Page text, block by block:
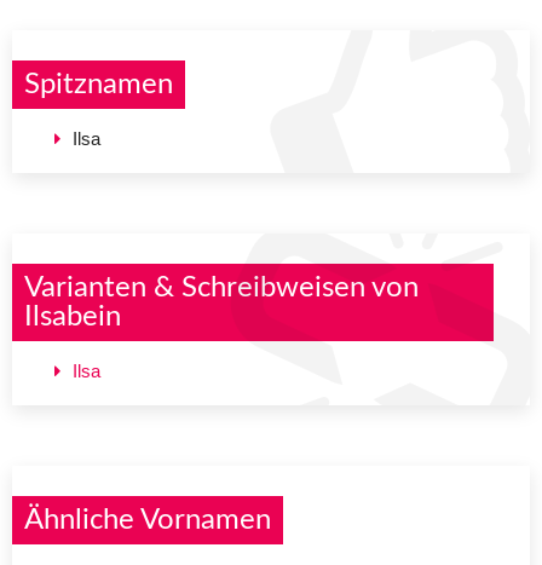
Spitznamen
Ilsa
Varianten & Schreibweisen von
Ilsabein
Ilsa
Ähnliche Vornamen